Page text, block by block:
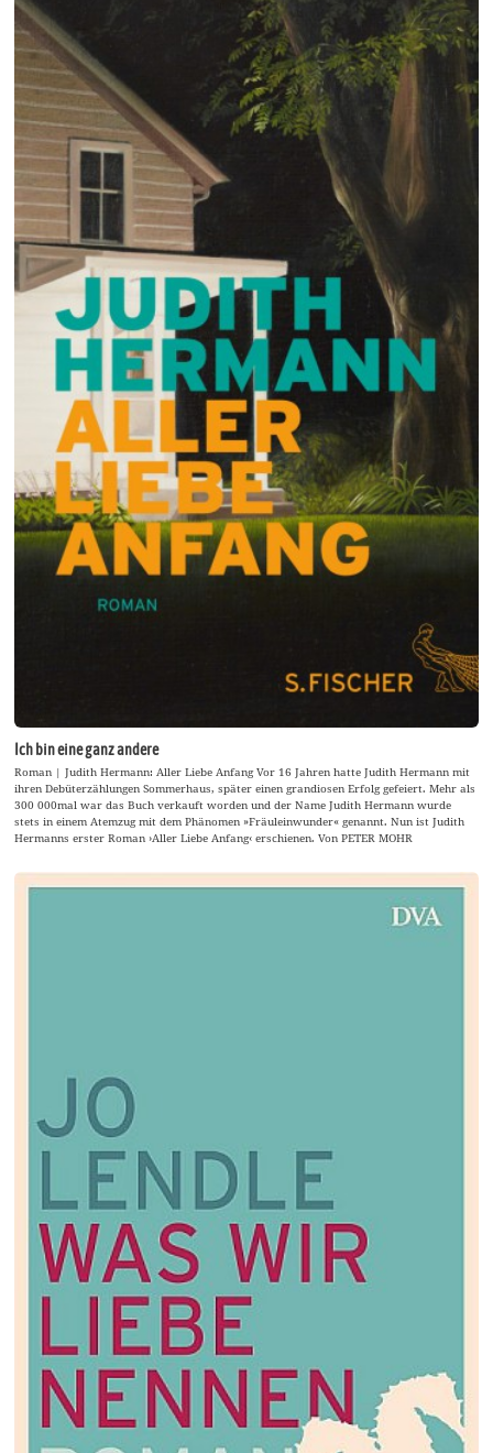
Ich bin eine ganz andere
Roman | Judith Hermann: Aller Liebe Anfang Vor 16 Jahren hatte Judith Hermann mit
ihren Debüterzählungen Sommerhaus, später einen grandiosen Erfolg gefeiert. Mehr als
300 000mal war das Buch verkauft worden und der Name Judith Hermann wurde
stets in einem Atemzug mit dem Phänomen »Fräuleinwunder« genannt. Nun ist Judith
Hermanns erster Roman ›Aller Liebe Anfang‹ erschienen. Von PETER MOHR